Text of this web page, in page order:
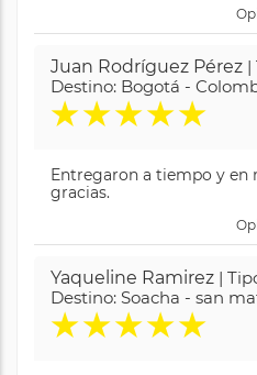
Juan Rodríguez Pérez |
Destino: Bogotá -
★★★★★
Entregaron a tiempo y en
gracias.
Yaqueline Ramirez |
Destino: Soacha - san
★★★★★